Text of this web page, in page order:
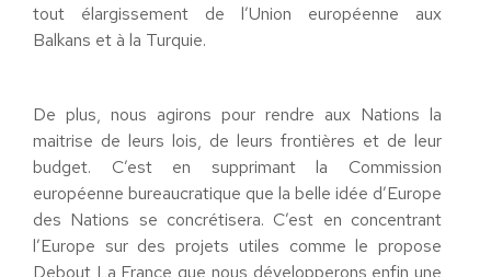
tout élargissement de l’Union européenne aux
Balkans et à la Turquie.
De plus, nous agirons pour rendre aux Nations la
maitrise de leurs lois, de leurs frontières et de leur
budget. C’est en supprimant la Commission
européenne bureaucratique que la belle idée d’Europe
des Nations se concrétisera. C’est en concentrant
l’Europe sur des projets utiles comme le propose
Debout La France que nous développerons enfin une